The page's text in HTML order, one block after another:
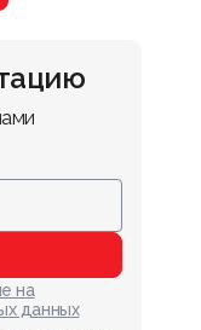
на
данных